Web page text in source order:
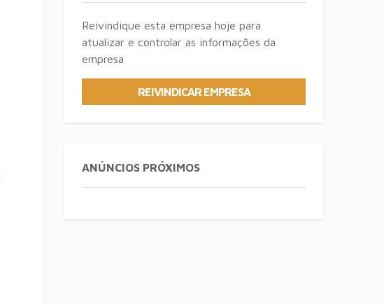
Reivindique esta empresa hoje para
atualizar e controlar as informações da
empresa
REIVINDICAR EMPRESA
ANÚNCIOS PRÓXIMOS